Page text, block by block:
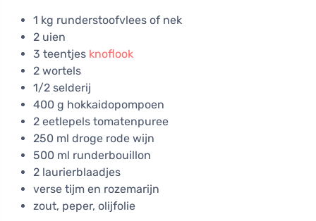
1 kg runderstoofvlees of nek
2 uien
3 teentjes knoflook
2 wortels
1/2 selderij
400 g hokkaidopompoen
2 eetlepels tomatenpuree
250 ml droge rode wijn
500 ml runderbouillon
2 laurierblaadjes
verse tijm en rozemarijn
zout, peper, olijfolie